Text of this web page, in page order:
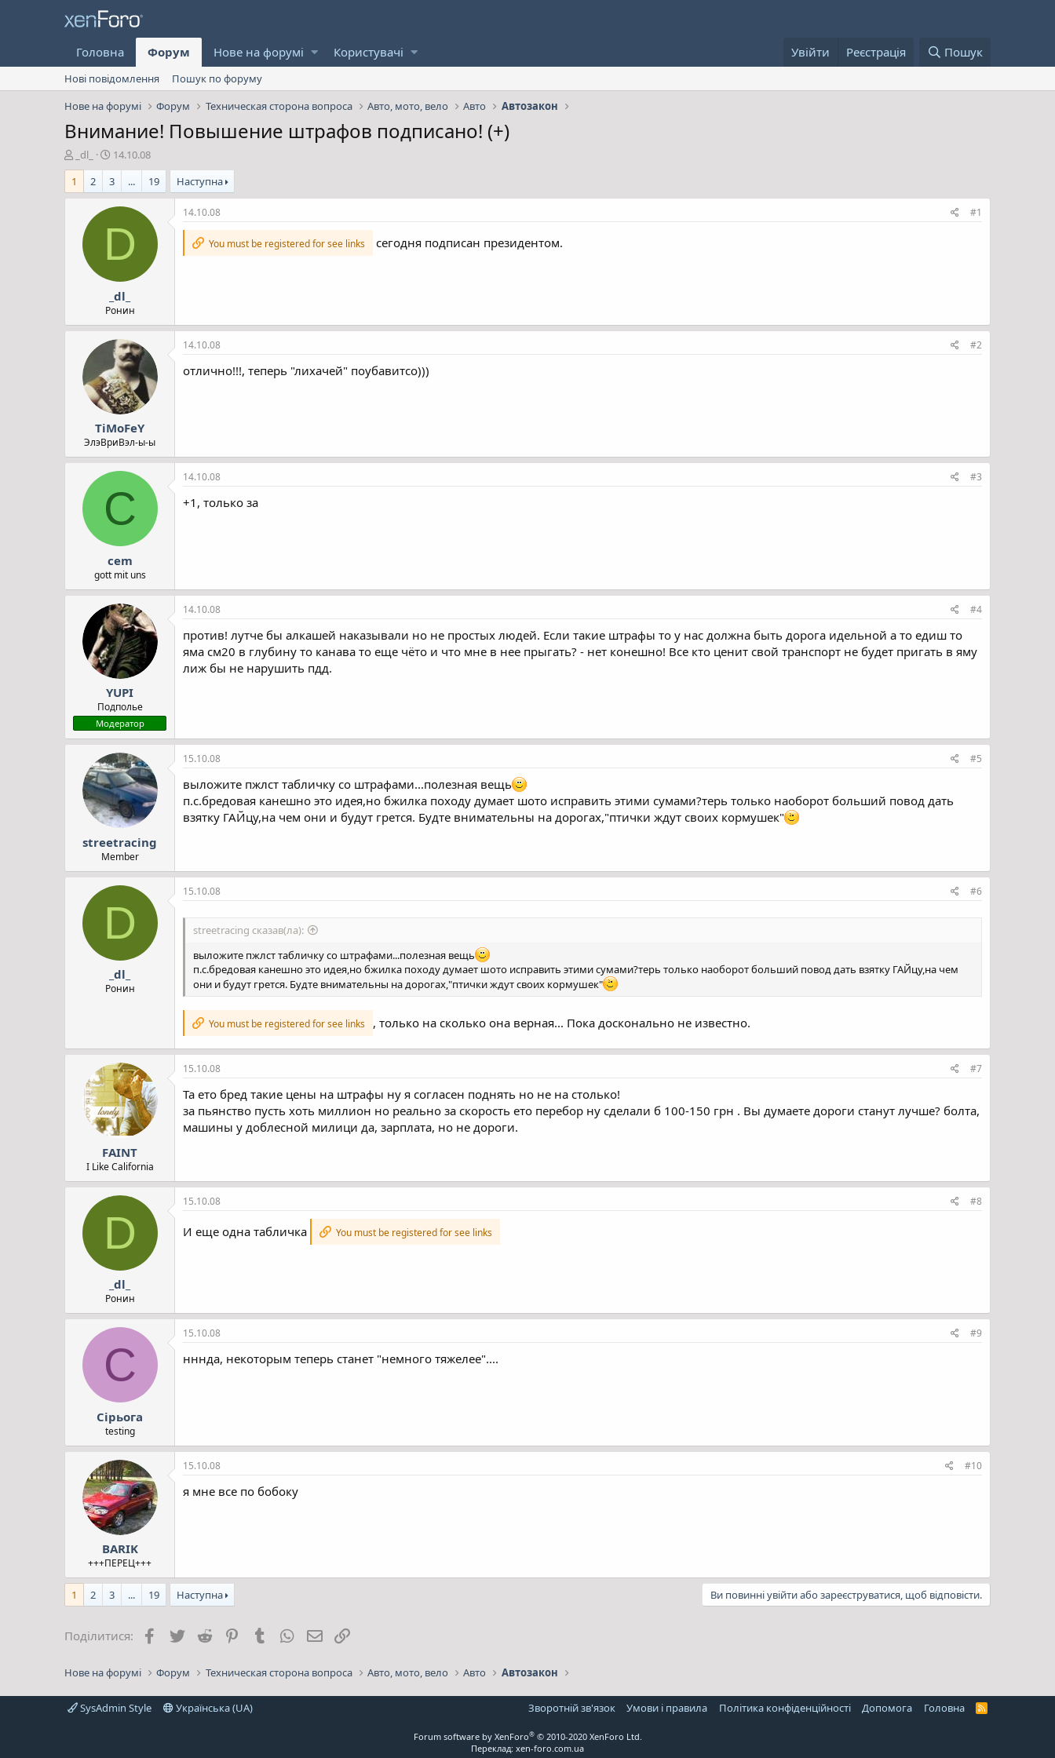
Головна Форум Нове на форумі Користувачі Увійти Реєстрація Пошук
Нові повідомлення
Пошук по форуму
Нове на форумі
Форум Техническая сторона вопроса Авто, мото, вело Авто Автозакон
Внимание! Повышение штрафов подписано! (+)
в
т
о
_dl_
Д
а
т
а
с
о
е
н
н
я
14.10.08
1
2 3 ... 19 Наступна
D
_dl_
Ронин
14.10.08 #1
You must be registered for see links сегодня подписан президентом.
TiMoFeY
ЭлэВриВэл-ы-ы
14.10.08 #2
отлично!!!, теперь "лихачей" поубавитсо)))
C
cem
gott mit uns
14.10.08 #3
+1, только за
YUPI
Подполье
Модератор
14.10.08 #4
против! лутче бы алкашей наказывали но не простых людей. Если такие штрафы то у нас должна быть дорога идельной а то едиш то
яма см20 в глубину то канава то еще чёто и что мне в нее прыгать? - нет конешно! Все кто ценит свой транспорт не будет пригать в яму
лиж бы не нарушить пдд.
streetracing
Member
15.10.08 #5
выложите пжлст табличку со штрафами...полезная вещь
п.с.бредовая канешно это идея,но бжилка походу думает шото исправить этими сумами?терь только наоборот больший повод дать
взятку ГАЙцу,на чем они и будут грется. Будте внимательны на дорогах,"птички ждут своих кормушек"
D
_dl_
Ронин
15.10.08 #6
streetracing сказав(ла):
выложите пжлст табличку со штрафами...полезная вещь
п.с.бредовая канешно это идея,но бжилка походу думает шото исправить этими сумами?терь только наоборот больший повод дать взятку ГАЙцу,на чем
они и будут грется. Будте внимательны на дорогах,"птички ждут своих кормушек"
You must be registered for see links , только на сколько она верная... Пока досконально не известно.
FAINT
I Like California
15.10.08 #7
Та ето бред такие цены на штрафы ну я согласен поднять но не на столько!
за пьянство пусть хоть миллион но реально за скорость ето перебор ну сделали б 100-150 грн . Вы думаете дороги станут лучше? болта,
машины у доблесной милици да, зарплата, но не дороги.
D
_dl_
Ронин
15.10.08 #8
И еще одна табличка You must be registered for see links
С
Сірьога
testing
15.10.08 #9
нннда, некоторым теперь станет "немного тяжелее"....
BARIK
+++ПЕРЕЦ+++
15.10.08 #10
я мне все по бобоку
1 2 3 ... 19 Наступна Ви повинні увійти або зареєструватися, щоб відповісти.
Поділитися: Facebook
TwitterReddit PinterestTumblr WhatsApp
E-mailПосилання
Нове на форумі Форум Техническая сторона вопроса Авто, мото, вело Авто Автозакон
SysAdmin Style Українська (UA) Зворотній зв'язок Умови і правила Політика конфіденційності Дoпoмoга Головна
R
Forum software by XenForo® © 2010-2020 XenForo Ltd.
Переклад: xen-foro.com.ua